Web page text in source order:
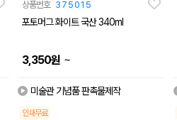
상품번호 375015
포토머그 화이트 국산 340ml
3,350원 ~
미술관 기념품 판촉물제작
인쇄무료